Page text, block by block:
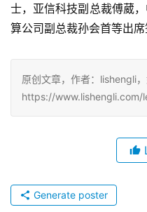
士，亚信科技副总裁傅葳
算公司副总裁孙会首等出席
原创文章，作者：lishengli
https://www.lishengli.com/
Generate poster